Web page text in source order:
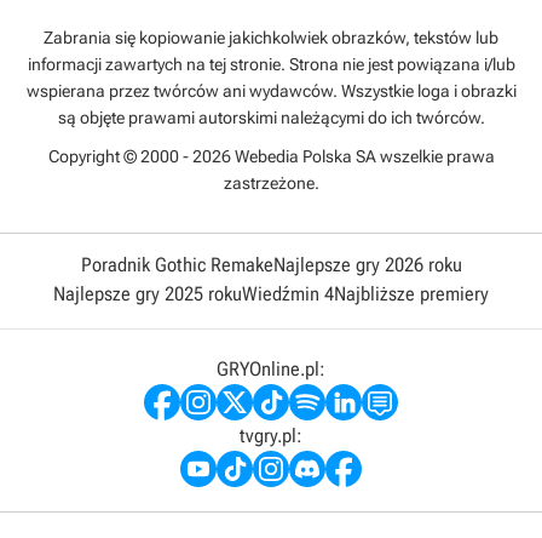
Zabrania się kopiowanie jakichkolwiek obrazków, tekstów lub
informacji zawartych na tej stronie. Strona nie jest powiązana i/lub
wspierana przez twórców ani wydawców. Wszystkie loga i obrazki
są objęte prawami autorskimi należącymi do ich twórców.
Copyright © 2000 - 2026 Webedia Polska SA wszelkie prawa
zastrzeżone.
Poradnik Gothic RemakeNajlepsze gry 2026 roku
Najlepsze gry 2025 rokuWiedźmin 4Najbliższe premiery
GRYOnline.pl:
tvgry.pl: